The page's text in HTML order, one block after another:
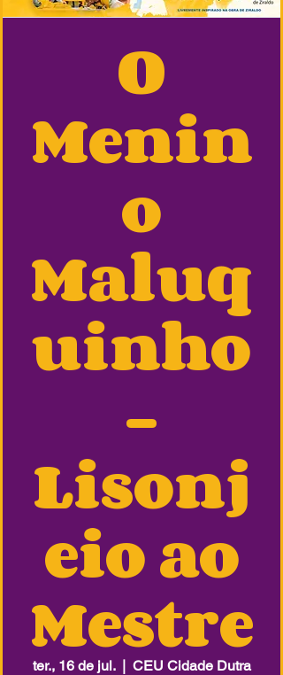
O
Menin
o
Maluq
uinho
-
Lisonj
eio ao
Mestre
ter., 16 de jul.
  |
CEU Cidade Dutra